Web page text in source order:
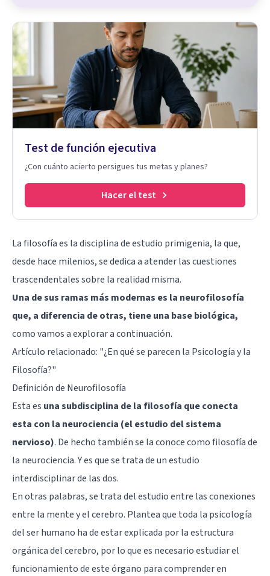
Test de función ejecutiva
¿Con cuánto acierto persigues tus metas y planes?
Hacer el test
La filosofía es la disciplina de estudio primigenia, la que,
desde hace milenios, se dedica a atender las cuestiones
trascendentales sobre la realidad misma.
Una de sus ramas más modernas es la neurofilosofía
que, a diferencia de otras, tiene una base biológica,
como vamos a explorar a continuación.
Artículo relacionado: "¿En qué se parecen la Psicología y la
Filosofía?"
Definición de Neurofilosofía
Esta es una subdisciplina de la filosofía que conecta
esta con la neurociencia (el estudio del sistema
nervioso). De hecho también se la conoce como filosofía de
la neurociencia. Y es que se trata de un estudio
interdisciplinar de las dos.
En otras palabras, se trata del estudio entre las conexiones
entre la mente y el cerebro. Plantea que toda la psicología
del ser humano ha de estar explicada por la estructura
orgánica del cerebro, por lo que es necesario estudiar el
funcionamiento de este órgano para comprender en